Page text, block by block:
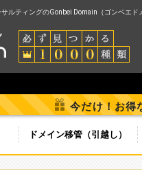
ルティングのGonbei Domain（ゴンベエド
今だけ！お得
ドメイン移管（引越し）